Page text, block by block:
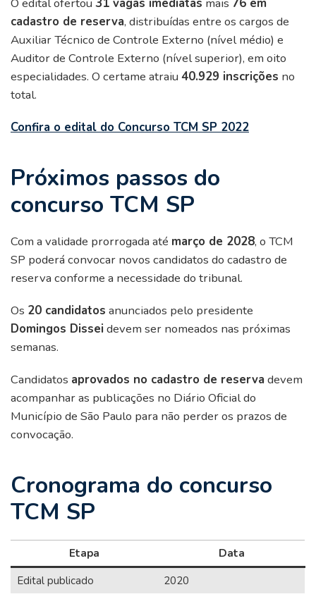
cadastro de reserva, distribuídas entre os cargos de
Auxiliar Técnico de Controle Externo (nível médio) e
Auditor de Controle Externo (nível superior), em oito
especialidades. O certame atraiu 40.929 inscrições no
total.
Confira o edital do Concurso TCM SP 2022
Próximos passos do
concurso TCM SP
Com a validade prorrogada até março de 2028, o TCM
SP poderá convocar novos candidatos do cadastro de
reserva conforme a necessidade do tribunal.
Os 20 candidatos anunciados pelo presidente
Domingos Dissei devem ser nomeados nas próximas
semanas.
Candidatos aprovados no cadastro de reserva devem
acompanhar as publicações no Diário Oficial do
Município de São Paulo para não perder os prazos de
convocação.
Cronograma do concurso
TCM SP
Etapa
Data
Edital publicado
2020